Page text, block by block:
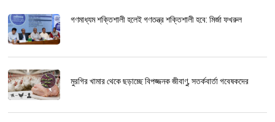
গণমাধ্যম শক্তিশালী হলেই গণতন্ত্র শক্তিশালী হবে: মির্জা ফখরুল
মুরগির খামার থেকে ছড়াচ্ছে বিপজ্জনক জীবাণু, সতর্কবার্তা গবেষকদের